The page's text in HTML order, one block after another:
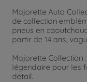
Majorette Auto
de collection
pneus en
partir de 14 ans,
Majorette Collection
légendaire pour les
détail.